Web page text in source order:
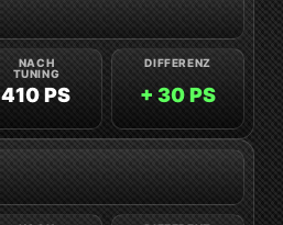
410 PS + 30 PS